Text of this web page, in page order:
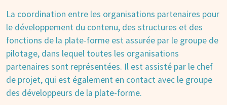
La coordination entre les organisations partenaires pour
le développement du contenu, des structures et des
fonctions de la plate-forme est assurée par le groupe de
pilotage, dans lequel toutes les organisations
partenaires sont représentées. Il est assisté par le chef
de projet, qui est également en contact avec le groupe
des développeurs de la plate-forme.